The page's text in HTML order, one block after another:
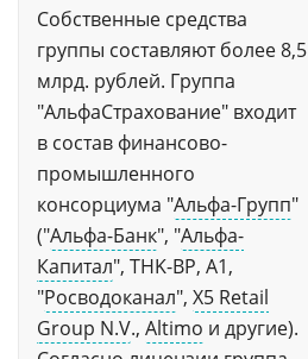
Собственные средства
группы составляют более 8,5
млрд. рублей. Группа
"АльфаСтрахование" входит
в состав финансово-
промышленного
консорциума "Альфа-Групп"
("Альфа-Банк", "Альфа-
Капитал", TНK-BP, А1,
"Росводоканал", X5 Retail
Group N.V., Altimo и другие).